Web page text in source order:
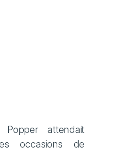
Popper attendait
occasions de